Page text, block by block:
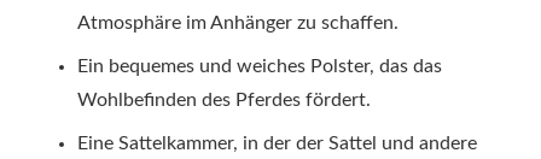
Atmosphäre im Anhänger zu schaffen.
Ein bequemes und weiches Polster, das das
Wohlbefinden des Pferdes fördert.
Eine Sattelkammer, in der der Sattel und andere